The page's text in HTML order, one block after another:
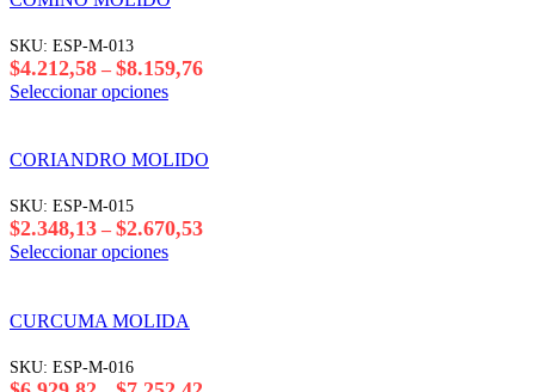
la
producto
variantes.
opciones
se
pueden
la
producto
SKU: ESP-M-013
$4.212,58 – $8.159,76Rango
$4.212,58
hasta
Seleccionar opcionesEste
varias
opciones
se
pueden
la
CORIANDRO MOLIDO
SKU: ESP-M-015
$2.348,13 – $2.670,53Rango
Seleccionar opcionesEste
varias
variantes.
opciones
CURCUMA MOLIDA
SKU: ESP-M-016